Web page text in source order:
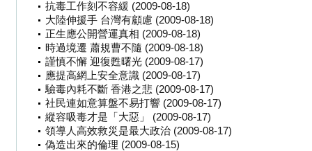
抗毒工作刻不容緩 (2009-08-18)
大陸伸援手 台灣有顧慮 (2009-08-18)
正生應公開營運真相 (2009-08-18)
時過境遷 蕭規曹不隨 (2009-08-18)
謹慎不懈 迎復甦曙光 (2009-08-17)
應提高網上安全意識 (2009-08-17)
驗毒內耗不斷 香港之悲 (2009-08-17)
社民連如意算盤不易打響 (2009-08-17)
縱容吸毒才是「大惡」 (2009-08-17)
領導人高效救災是最大政治 (2009-08-17)
偽造出來的倫理 (2009-08-15)